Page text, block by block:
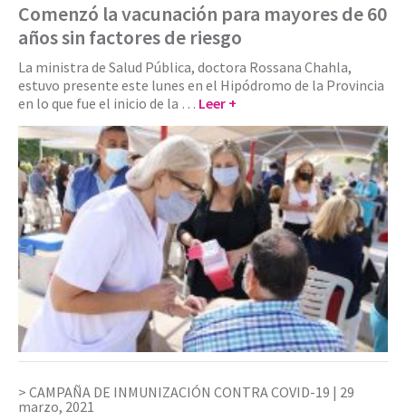
Comenzó la vacunación para mayores de 60
años sin factores de riesgo
La ministra de Salud Pública, doctora Rossana Chahla,
estuvo presente este lunes en el Hipódromo de la Provincia
en lo que fue el inicio de la … Leer +
CAMPAÑA DE INMUNIZACIÓN CONTRA COVID-19 | 29
marzo, 2021